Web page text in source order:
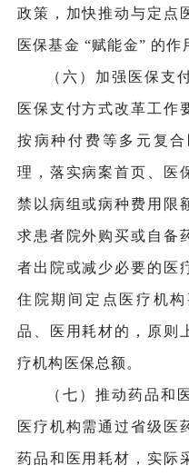
政策，加快推动与定点
医保基金 “赋能金” 的作
（六）加强医保支
医保支付方式改革工作
按病种付费等多元复
理，落实病案首页、医
禁以病组或病种费用限
求患者院外购买或自备
者出院或减少必要的医
住院期间定点医疗机
品、医用耗材的，原则
疗机构医保总额。
（七）推动药品和
医疗机构需通过省级医
药品和医用耗材，实际